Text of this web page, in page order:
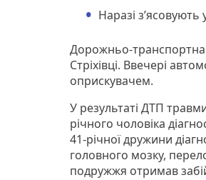
Наразі з’ясовують
Дорожньо-транспортна
Стріхівці. Ввечері
оприскувачем.
У результаті ДТП
річного чоловіка
41-річної дружини
головного мозку,
подружжя отримав забій